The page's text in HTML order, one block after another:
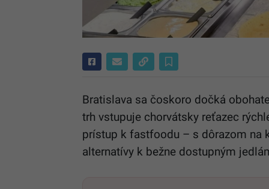
Bratislava sa čoskoro dočká
trh vstupuje chorvátsky reťazec
prístup k fastfoodu – s dôrazom na
alternatívy k bežne dostupným